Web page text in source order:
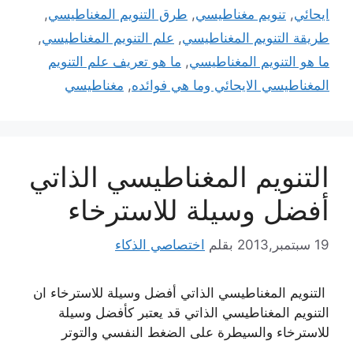
ايحائي, تنويم مغناطيسي, طرق التنويم المغناطيسي,
طريقة التنويم المغناطيسي, علم التنويم المغناطيسي,
ما هو التنويم المغناطيسي, ما هو تعريف علم التنويم
المغناطيسي الايحائي وما هي فوائده, مغناطيسي
التنويم المغناطيسي الذاتي
أفضل وسیلة للاسترخاء
19 سبتمبر,2013 بقلم اختصاصي الذكاء
التنويم المغناطيسي الذاتي أفضل وسیلة للاسترخاء ان
التنویم المغناطیسي الذاتي قد یعتبر كأفضل وسیلة
للاسترخاء والسیطرة على الضغط النفسي والتوتر